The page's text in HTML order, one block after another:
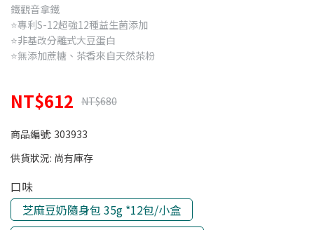
鐵觀音拿鐵
⭐專利S-12超強12種益生菌添加
⭐非基改分離式大豆蛋白
⭐無添加蔗糖、茶香來自天然茶粉
NT$612 NT$680
商品編號: 303933
供貨狀況: 尚有庫存
口味
芝麻豆奶隨身包 35g *12包/小盒